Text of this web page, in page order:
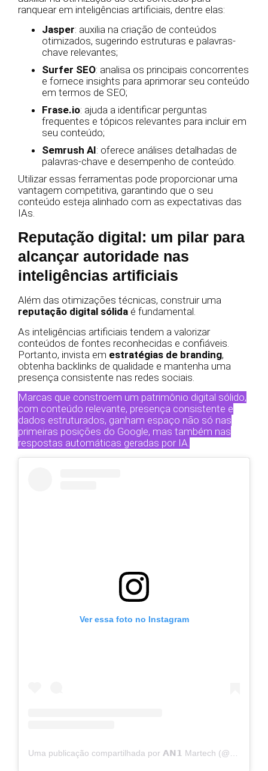
ranquear em inteligências artificiais, dentre elas:
Jasper: auxilia na criação de conteúdos
otimizados, sugerindo estruturas e palavras-
chave relevantes;
Surfer SEO: analisa os principais concorrentes
e fornece insights para aprimorar seu conteúdo
em termos de SEO;
Frase.io: ajuda a identificar perguntas
frequentes e tópicos relevantes para incluir em
seu conteúdo;
Semrush AI: oferece análises detalhadas de
palavras-chave e desempenho de conteúdo.
Utilizar essas ferramentas pode proporcionar uma
vantagem competitiva, garantindo que o seu
conteúdo esteja alinhado com as expectativas das
IAs.
Reputação digital: um pilar para
alcançar autoridade nas
inteligências artificiais
Além das otimizações técnicas, construir uma
reputação digital sólida é fundamental.
As inteligências artificiais tendem a valorizar
conteúdos de fontes reconhecidas e confiáveis.
Portanto, invista em estratégias de branding,
obtenha backlinks de qualidade e mantenha uma
presença consistente nas redes sociais.
Marcas que constroem um patrimônio digital sólido,
com conteúdo relevante, presença consistente e
dados estruturados, ganham espaço não só nas
primeiras posições do Google, mas também nas
respostas automáticas geradas por IA.
Ver essa foto no Instagram